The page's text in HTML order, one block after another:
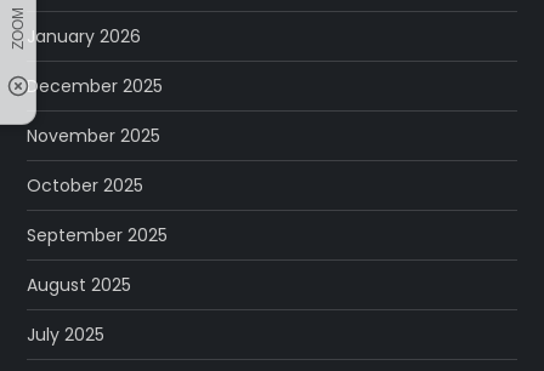
January 2026
December 2025
November 2025
October 2025
September 2025
August 2025
July 2025